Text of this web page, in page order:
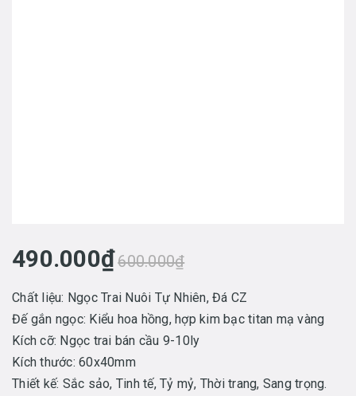
490.000₫600.000₫
Chất liệu: Ngọc Trai Nuôi Tự Nhiên, Đá CZ
Đế gắn ngọc: Kiểu hoa hồng, hợp kim bạc titan mạ vàng
Kích cỡ: Ngọc trai bán cầu 9-10ly
Kích thước: 60x40mm
Thiết kế: Sắc sảo, Tinh tế, Tỷ mỷ, Thời trang, Sang trọng.